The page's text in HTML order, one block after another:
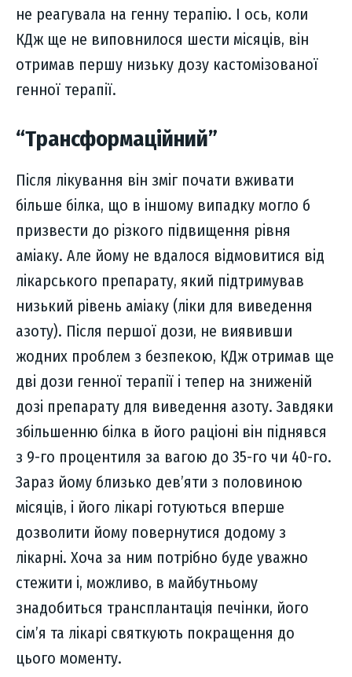
не реагувала на генну терапію. І ось, коли
КДж ще не виповнилося шести місяців, він
отримав першу низьку дозу кастомізованої
генної терапії.
“Трансформаційний”
Після лікування він зміг почати вживати
більше білка, що в іншому випадку могло б
призвести до різкого підвищення рівня
аміаку. Але йому не вдалося відмовитися від
лікарського препарату, який підтримував
низький рівень аміаку (ліки для виведення
азоту). Після першої дози, не виявивши
жодних проблем з безпекою, КДж отримав ще
дві дози генної терапії і тепер на зниженій
дозі препарату для виведення азоту. Завдяки
збільшенню білка в його раціоні він піднявся
з 9-го процентиля за вагою до 35-го чи 40-го.
Зараз йому близько дев’яти з половиною
місяців, і його лікарі готуються вперше
дозволити йому повернутися додому з
лікарні. Хоча за ним потрібно буде уважно
стежити і, можливо, в майбутньому
знадобиться трансплантація печінки, його
сім’я та лікарі святкують покращення до
цього моменту.